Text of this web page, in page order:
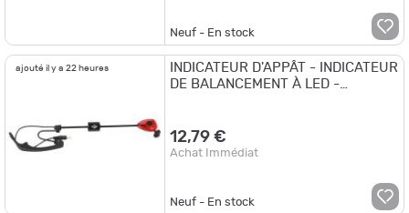
Neuf - En stock
ajouté il y a 22 heures
INDICATEUR D'APPÂT - INDICATEUR
DE BALANCEMENT À LED -
12,79 €
Achat Immédiat
Neuf - En stock